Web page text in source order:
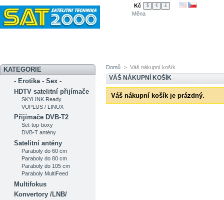
Kč $ € £
Měna
KATEGORIE
- Erotika - Sex -
HDTV satelitní přijímače
SKYLINK Ready
VUPLUS / LINUX
Přijímače DVB-T2
Set-top-boxy
DVB-T antény
Satelitní antény
Paraboly do 60 cm
Paraboly do 80 cm
Paraboly do 105 cm
Paraboly MultiFeed
Multifokus
Konvertory /LNB/
Domů > Váš nákupní košík
VÁŠ NÁKUPNÍ KOŠÍK
Váš nákupní košík je prázdný.